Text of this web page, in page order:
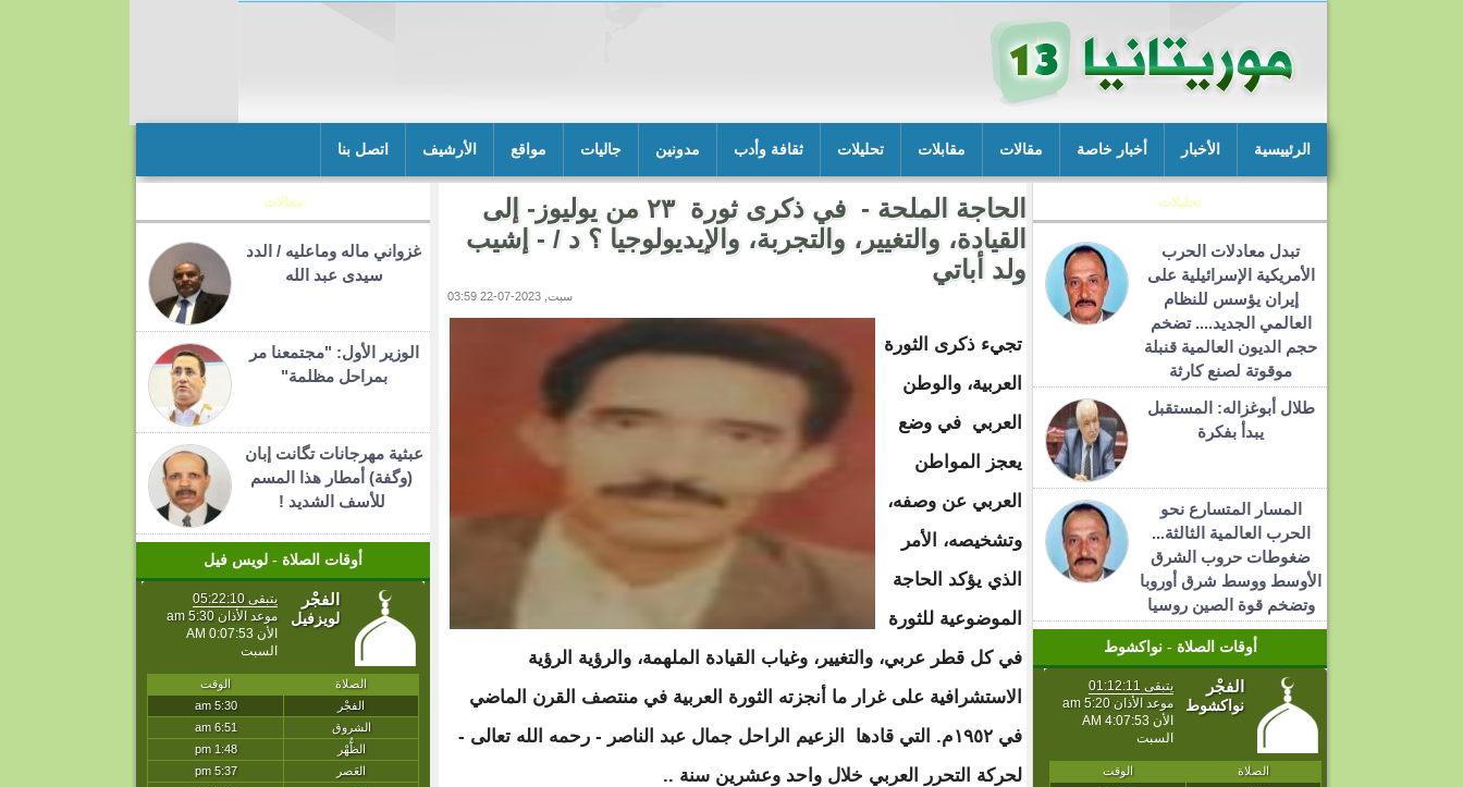
الرئييسية الأخبار أخبار خاصة مقالات مقابلات تحليلات ثقافة وأدب مدونين جاليات مواقع الأرشيف اتصل بنا
تحليلات
تبدل معادلات الحرب
الأمريكية الإسرائيلية على
إيران يؤسس للنظام
العالمي الجديد.... تضخم
حجم الديون العالمية قنبلة
موقوتة لصنع كارثة
طلال أبوغزاله: المستقبل
يبدأ بفكرة
المسار المتسارع نحو
الحرب العالمية الثالثة...
ضغوطات حروب الشرق
الأوسط ووسط شرق أوروبا
وتضخم قوة الصين روسيا
أوقات الصلاة - نواكشوط
الحاجة الملحة - في ذكرى ثورة ٢٣ من يوليوز- إلى
القيادة، والتغيير، والتجربة، والإيديولوجيا ؟ د / - إشيب
ولد أباتي
سبت, 2023-07-22 03:59
تجيء ذكرى الثورة
العربية، والوطن
العربي في وضع
يعجز المواطن
العربي عن وصفه،
وتشخيصه، الأمر
الذي يؤكد الحاجة
الموضوعية للثورة
في كل قطر عربي، والتغيير، وغياب القيادة الملهمة، والرؤية الرؤية
الاستشرافية على غرار ما أنجزته الثورة العربية في منتصف القرن الماضي
في ١٩٥٢م. التي قادها الزعيم الراحل جمال عبد الناصر - رحمه الله تعالى -
لحركة التحرر العربي خلال واحد وعشرين سنة ..
مقالات
غزواني ماله وماعليه / الدد
سيدى عبد الله
الوزير الأول: "مجتمعنا مر
بمراحل مظلمة"
عبثية مهرجانات تگانت إبان
(وگفة) أمطار هذا المسم
للأسف الشديد !
أوقات الصلاة - لويس فيل